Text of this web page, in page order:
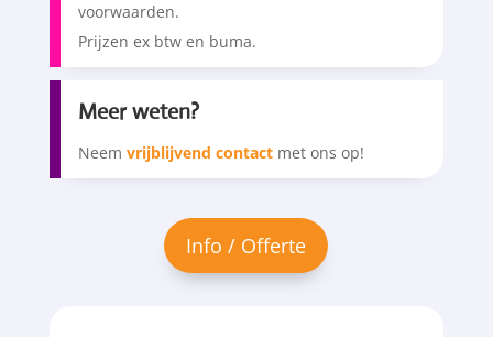
voorwaarden.
Prijzen ex btw en buma.
Meer weten?
Neem vrijblijvend contactmet ons op!